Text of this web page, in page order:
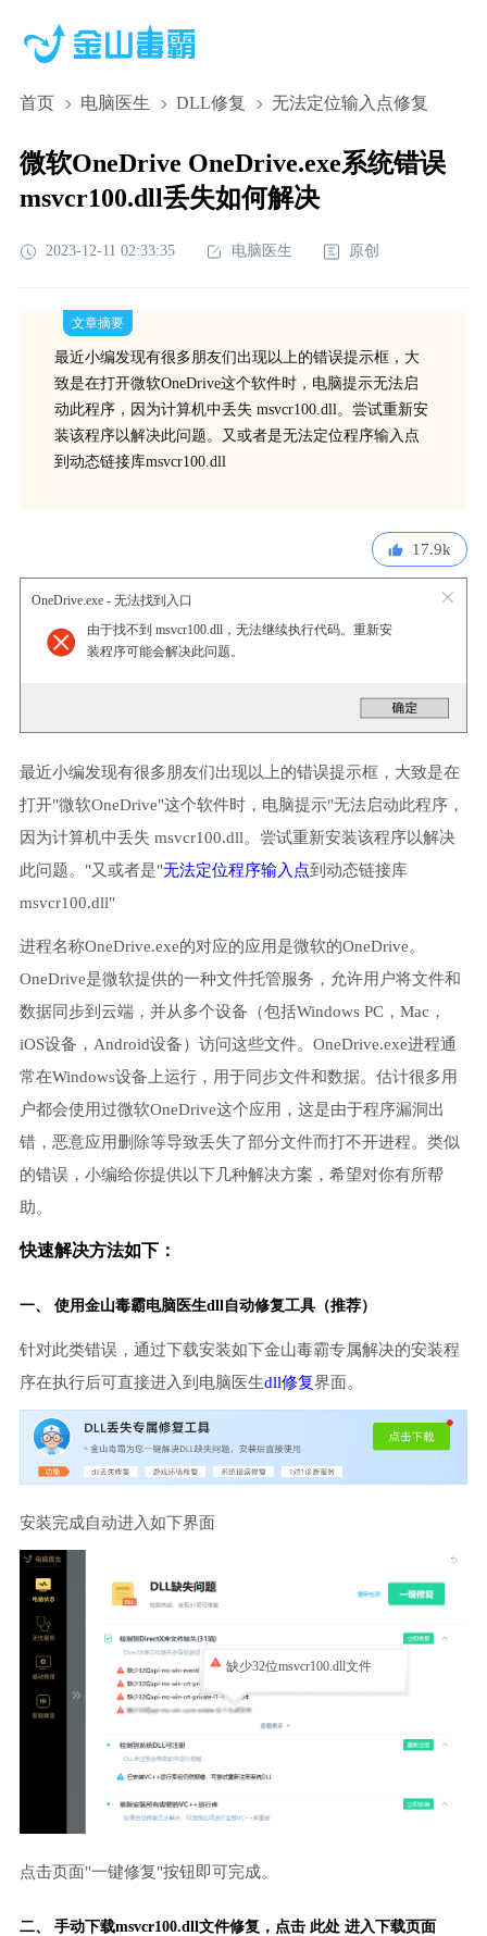
首页 电脑医生 DLL修复 无法定位输入点修复
微软OneDrive OneDrive.exe系统错误
msvcr100.dll丢失如何解决
2023-12-11 02:33:35 电脑医生 原创
文章摘要
最近小编发现有很多朋友们出现以上的错误提示框，大
致是在打开微软OneDrive这个软件时，电脑提示无法启
动此程序，因为计算机中丢失 msvcr100.dll。尝试重新安
装该程序以解决此问题。又或者是无法定位程序输入点
到动态链接库msvcr100.dll
17.9k
OneDrive.exe - 无法找到入口
由于找不到 msvcr100.dll，无法继续执行代码。重新安
装程序可能会解决此问题。
最近小编发现有很多朋友们出现以上的错误提示框，大致是在
打开"微软OneDrive"这个软件时，电脑提示"无法启动此程序，
因为计算机中丢失 msvcr100.dll。尝试重新安装该程序以解决
此问题。"又或者是"无法定位程序输入点到动态链接库
msvcr100.dll"
进程名称OneDrive.exe的对应的应用是微软的OneDrive。
OneDrive是微软提供的一种文件托管服务，允许用户将文件和
数据同步到云端，并从多个设备（包括Windows PC，Mac，
iOS设备，Android设备）访问这些文件。OneDrive.exe进程通
常在Windows设备上运行，用于同步文件和数据。估计很多用
户都会使用过微软OneDrive这个应用，这是由于程序漏洞出
错，恶意应用删除等导致丢失了部分文件而打不开进程。类似
的错误，小编给你提供以下几种解决方案，希望对你有所帮
助。
快速解决方法如下：
一、 使用金山毒霸电脑医生dll自动修复工具（推荐）
针对此类错误，通过下载安装如下金山毒霸专属解决的安装程
序在执行后可直接进入到电脑医生dll修复界面。
安装完成自动进入如下界面
缺少32位msvcr100.dll文件
点击页面"一键修复"按钮即可完成。
二、 手动下载msvcr100.dll文件修复， 点击 此处 进入下载页面